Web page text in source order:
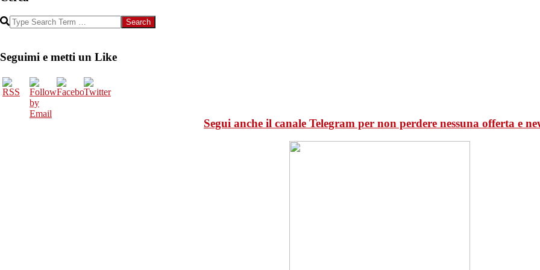
Search
Seguimi e metti un Like
Segui anche il canale Telegram per non perdere nessuna offerta e